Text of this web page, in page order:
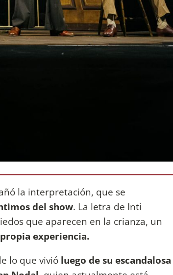
la interpretación, que se
del show. La letra de Inti
que aparecen en la crianza, un
experiencia.
lo que vivió luego de su escandalosa